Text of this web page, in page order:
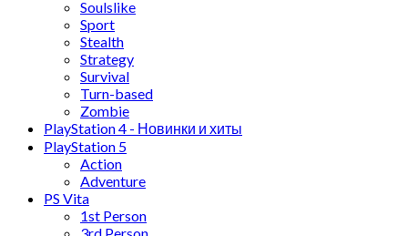
Soulslike
Sport
Stealth
Strategy
Survival
Turn-based
Zombie
PlayStation 4 - Новинки и хиты
PlayStation 5
Action
Adventure
PS Vita
1st Person